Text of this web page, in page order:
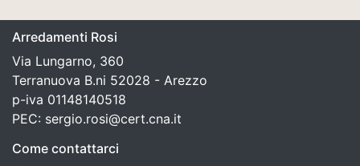
Arredamenti Rosi
Via Lungarno, 360
Terranuova B.ni 52028 - Arezzo
p-iva 01148140518
PEC: sergio.rosi@cert.cna.it
Come contattarci